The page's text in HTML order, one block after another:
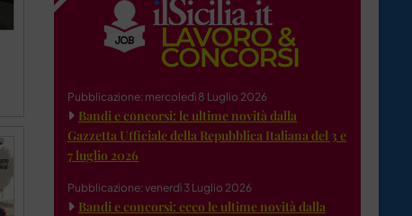
Pubblicazione: mercoledì 8 Luglio 2026
Bandi e concorsi: le ultime novità dalla
Gazzetta Ufficiale della Repubblica Italiana del 3 e
7 luglio 2026
Pubblicazione: venerdì 3 Luglio 2026
Bandi e concorsi: ecco le ultime novità dalla